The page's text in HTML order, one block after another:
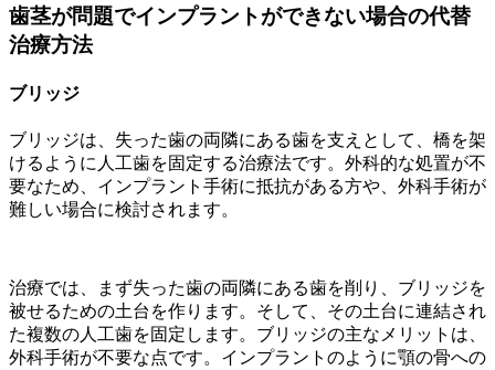
歯茎が問題でインプラントができない場合の代替
治療方法
ブリッジ
ブリッジは、失った歯の両隣にある歯を支えとして、橋を架
けるように人工歯を固定する治療法です。外科的な処置が不
要なため、インプラント手術に抵抗がある方や、外科手術が
難しい場合に検討されます。
治療では、まず失った歯の両隣にある歯を削り、ブリッジを
被せるための土台を作ります。そして、その土台に連結され
た複数の人工歯を固定します。ブリッジの主なメリットは、
外科手術が不要な点です。インプラントのように顎の骨への